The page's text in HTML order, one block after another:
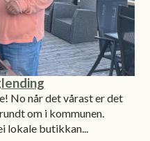
No når det vårast er det
om i kommunen.
lokale butikkan...